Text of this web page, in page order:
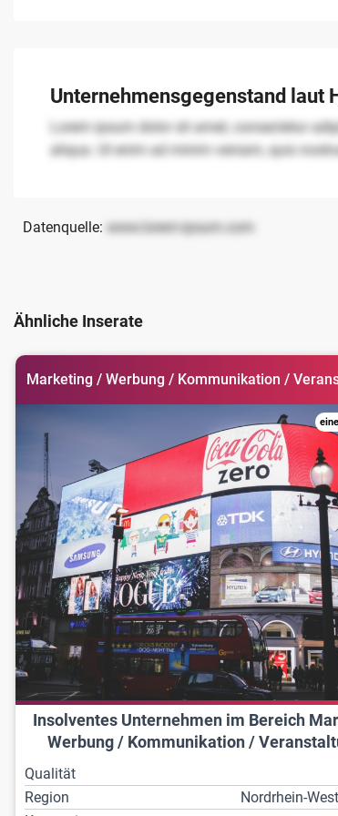
Unternehmensgegenstand laut
Lorem ipsum dolor sit amet, consectetur
aliqua. Ut enim ad minim veniam, quis
Datenquelle: www.lorem-ipsum.com
Ähnliche Inserate
Marketing / Werbung / Kommunikation /
eine
Insolventes Unternehmen im Bereich
Werbung / Kommunikation /
Qualität
Region
Nordrhein-